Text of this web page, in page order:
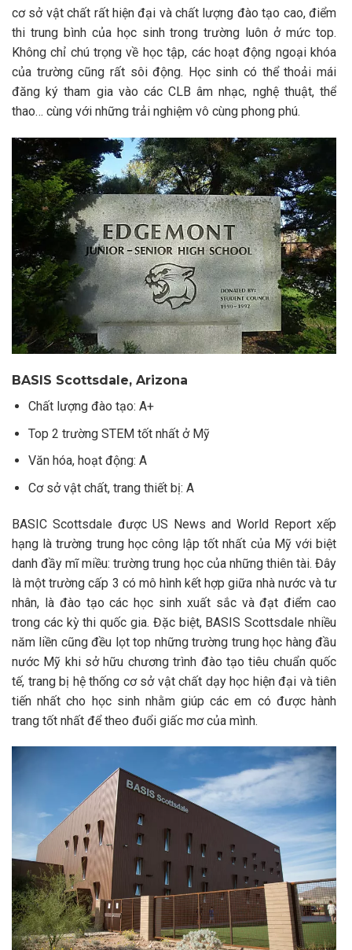
cơ sở vật chất rất hiện đại và chất lượng đào tạo cao, điểm
thi trung bình của học sinh trong trường luôn ở mức top.
Không chỉ chú trọng về học tập, các hoạt động ngoại khóa
của trường cũng rất sôi động. Học sinh có thể thoải mái
đăng ký tham gia vào các CLB âm nhạc, nghệ thuật, thể
thao… cùng với những trải nghiệm vô cùng phong phú.
BASIS Scottsdale, Arizona
Chất lượng đào tạo: A+
Top 2 trường STEM tốt nhất ở Mỹ
Văn hóa, hoạt động: A
Cơ sở vật chất, trang thiết bị: A
BASIC Scottsdale được US News and World Report xếp
hạng là trường trung học công lập tốt nhất của Mỹ với biệt
danh đầy mĩ miều: trường trung học của những thiên tài. Đây
là một trường cấp 3 có mô hình kết hợp giữa nhà nước và tư
nhân, là đào tạo các học sinh xuất sắc và đạt điểm cao
trong các kỳ thi quốc gia. Đặc biệt, BASIS Scottsdale nhiều
năm liền cũng đều lọt top những trường trung học hàng đầu
nước Mỹ khi sở hữu chương trình đào tạo tiêu chuẩn quốc
tế, trang bị hệ thống cơ sở vật chất dạy học hiện đại và tiên
tiến nhất cho học sinh nhằm giúp các em có được hành
trang tốt nhất để theo đuổi giấc mơ của mình.